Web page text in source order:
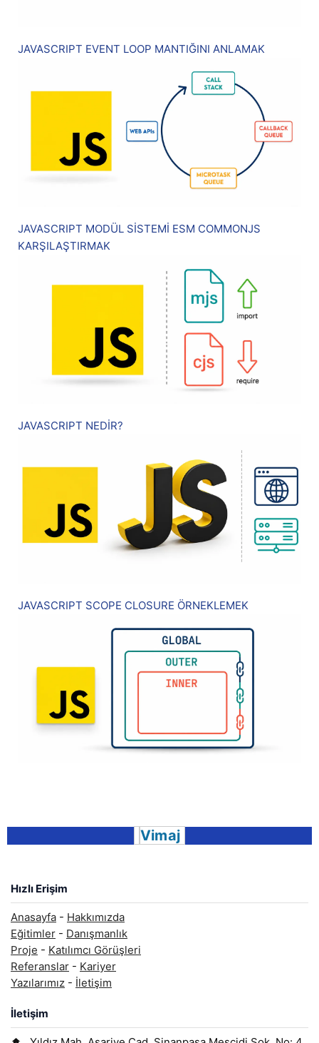
JAVASCRIPT EVENT LOOP MANTIĞINI ANLAMAK
JAVASCRIPT MODÜL SİSTEMİ ESM COMMONJS
KARŞILAŞTIRMAK
JAVASCRIPT NEDİR?
JAVASCRIPT SCOPE CLOSURE ÖRNEKLEMEK
Vimaj
Hızlı Erişim
Anasayfa - Hakkımızda
Eğitimler - Danışmanlık
Proje - Katılımcı Görüşleri
Referanslar - Kariyer
Yazılarımız - İletişim
İletişim